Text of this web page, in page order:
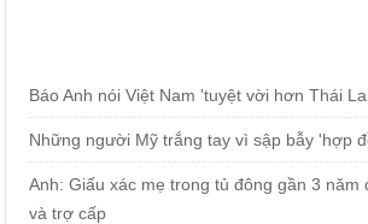
Báo Anh nói Việt Nam 'tuyệt vời hơn Thái
Những người Mỹ trắng tay vì sập bẫy 'hợp
Anh: Giấu xác mẹ trong tủ đông gần 3 năm
và trợ cấp